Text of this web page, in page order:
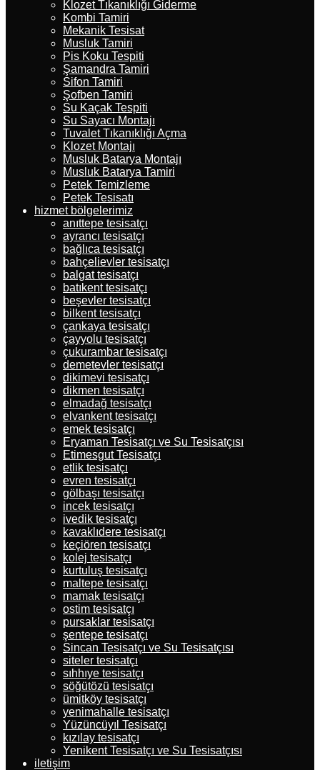
Klozet Tıkanıklığı Giderme
Kombi Tamiri
Mekanik Tesisat
Musluk Tamiri
Pis Koku Tespiti
Şamandra Tamiri
Sifon Tamiri
Şofben Tamiri
Su Kaçak Tespiti
Su Sayacı Montajı
Tuvalet Tıkanıklığı Açma
Klozet Montajı
Musluk Batarya Montajı
Musluk Batarya Tamiri
Petek Temizleme
Petek Tesisatı
hizmet bölgelerimiz
anıttepe tesisatçı
ayrancı tesisatçı
bağlıca tesisatçı
bahçelievler tesisatçı
balgat tesisatçı
batıkent tesisatçı
beşevler tesisatçı
bilkent tesisatçı
çankaya tesisatçı
çayyolu tesisatçı
çukurambar tesisatçı
demetevler tesisatçı
dikimevi tesisatçı
dikmen tesisatçı
elmadağ tesisatçı
elvankent tesisatçı
emek tesisatçı
Eryaman Tesisatçı ve Su Tesisatçısı
Etimesgut Tesisatçı
etlik tesisatçı
evren tesisatçı
gölbaşı tesisatçı
incek tesisatçı
ivedik tesisatçı
kavaklıdere tesisatçı
keçiören tesisatçı
kolej tesisatçı
kurtuluş tesisatçı
maltepe tesisatçı
mamak tesisatçı
ostim tesisatçı
pursaklar tesisatçı
şentepe tesisatçı
Sincan Tesisatçı ve Su Tesisatçısı
siteler tesisatçı
sıhhıye tesisatçı
söğütözü tesisatçı
ümitköy tesisatçı
yenimahalle tesisatçı
Yüzüncüyıl Tesisatçı
kızılay tesisatçı
Yenikent Tesisatçı ve Su Tesisatçısı
iletişim